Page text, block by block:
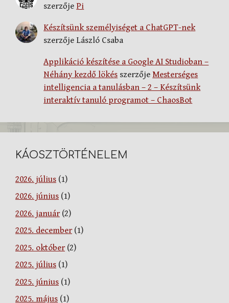
szerzője Pi
Készítsünk személyiséget a ChatGPT-nek
szerzője László Csaba
Applikáció készítése a Google AI Studioban –
Néhány kezdő lökés szerzőjeMesterséges
intelligencia a tanulásban – 2 – Készítsünk
interaktív tanuló programot – ChaosBot
KÁOSZTÖRTÉNELEM
2026. július (1)
2026. június (1)
2026. január(2)
2025. december(1)
2025. október(2)
2025. július (1)
2025. június (1)
2025. május (1)